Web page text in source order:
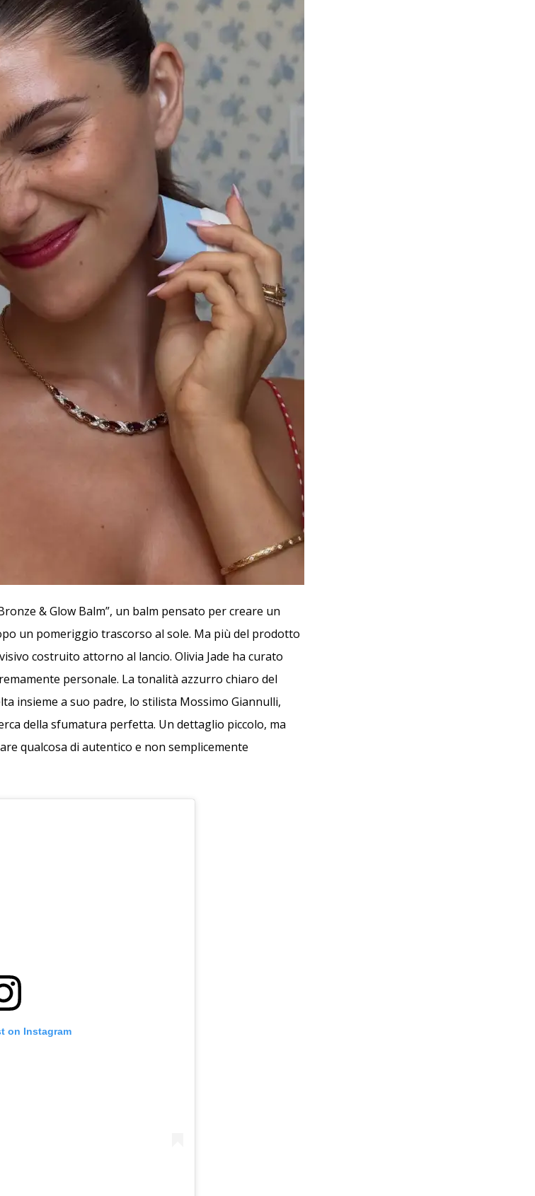
& Glow Balm”, un balm pensato per creare un
un pomeriggio trascorso al sole. Ma più del prodotto
costruito attorno al lancio. Olivia Jade ha curato
personale. La tonalità azzurro chiaro del
insieme a suo padre, lo stilista Mossimo Giannulli,
della sfumatura perfetta. Un dettaglio piccolo, ma
qualcosa di autentico e non semplicemente
on Instagram